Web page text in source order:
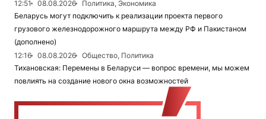
12:51 08.08.2026
Политика, Экономика
Беларусь могут подключить к реализации проекта первого
грузового железнодорожного маршрута между РФ и Пакистаном
(дополнено)
12:16
08.08.2026
Общество, Политика
Тихановская: Перемены в Беларуси — вопрос времени, мы можем
повлиять на создание нового окна возможностей